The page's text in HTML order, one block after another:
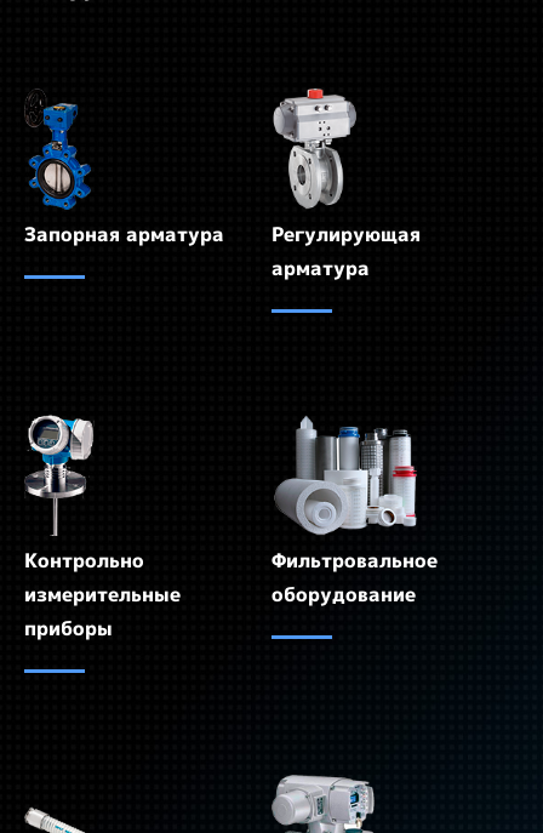
Запорная арматура
Регулирующая
арматура
Контрольно
измерительные
приборы
Фильтровальное
оборудование